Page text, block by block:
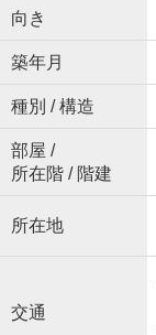
向き
築年月
種別 / 構造
部屋 /
所在階 / 階建
所在地
交通